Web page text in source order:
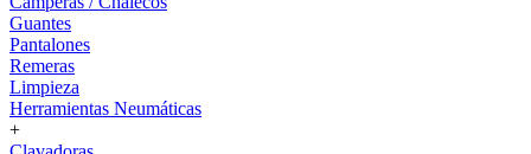
Guantes
Pantalones
Remeras
Limpieza
Herramientas Neumáticas
+